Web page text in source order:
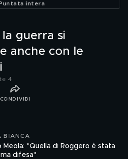
intera
guerra si
anche con le
4
CONDIVIDI
BIANCA
Meola: "Quella di Roggero è stata
difesa"